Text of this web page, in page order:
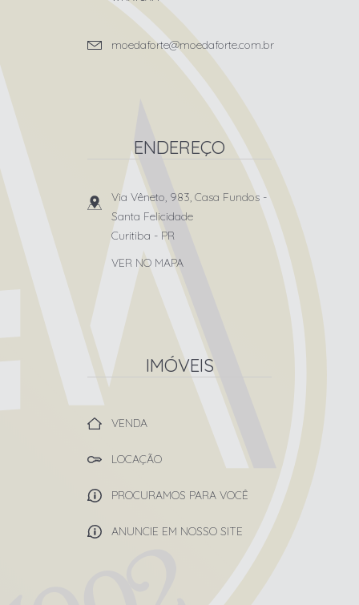
moedaforte@moedaforte.com.br
ENDEREÇO
Via Vêneto, 983, Casa Fundos -
Santa Felicidade
Curitiba - PR
VER NO MAPA
IMÓVEIS
VENDA
LOCAÇÃO
PROCURAMOS PARA VOCÊ
ANUNCIE EM NOSSO SITE